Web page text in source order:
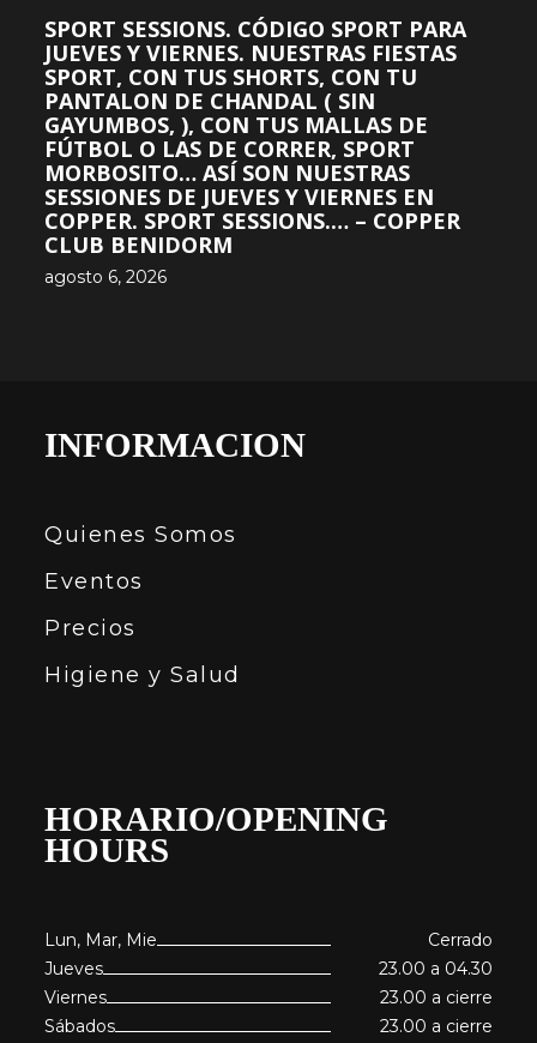
SPORT SESSIONS. CÓDIGO SPORT PARA
JUEVES Y VIERNES. NUESTRAS FIESTAS
SPORT, CON TUS SHORTS, CON TU
PANTALON DE CHANDAL ( SIN
GAYUMBOS, ), CON TUS MALLAS DE
FÚTBOL O LAS DE CORRER, SPORT
MORBOSITO… ASÍ SON NUESTRAS
SESSIONES DE JUEVES Y VIERNES EN
COPPER. SPORT SESSIONS.… – COPPER
CLUB BENIDORM
agosto 6, 2026
INFORMACION
Quienes Somos
Eventos
Precios
Higiene y Salud
HORARIO/OPENING
HOURS
Lun, Mar, Mie
Cerrado
Jueves
23.00 a 04.30
Viernes
23.00 a cierre
Sábados
23.00 a cierre